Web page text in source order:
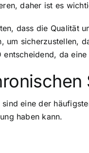
daher ist es
dass die Qualität
um sicherzustellen,
entscheidend, da
eine der
haben kann.